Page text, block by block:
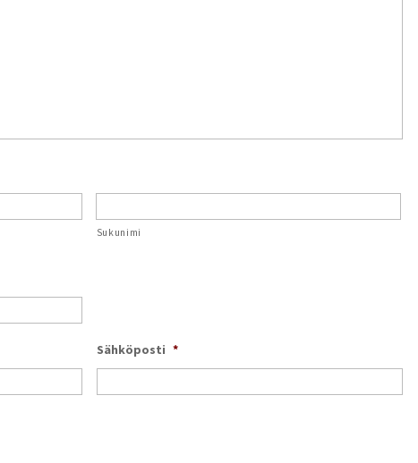
Sukunimi
Sähköposti *